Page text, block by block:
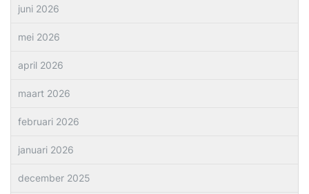
juni 2026
mei 2026
april 2026
maart 2026
februari 2026
januari 2026
december 2025